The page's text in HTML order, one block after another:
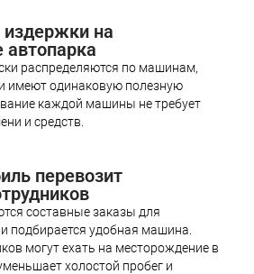
на
автопарка
распределяются по машинам,
имеют одинаковую полезную
каждой машины не требует
и средств.
перевозит
составные заказы для
подбирается удобная машина.
могут ехать на месторождение в
холостой пробег и